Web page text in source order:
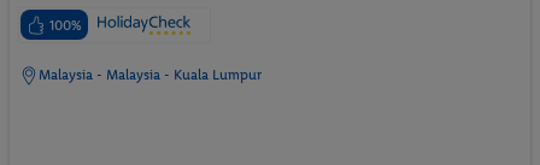
100%
Malaysia - Malaysia - Kuala Lumpur